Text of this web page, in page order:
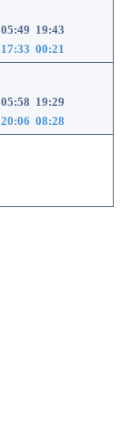
05:49 19:43
17:33 00:21
05:58 19:29
20:06 08:28